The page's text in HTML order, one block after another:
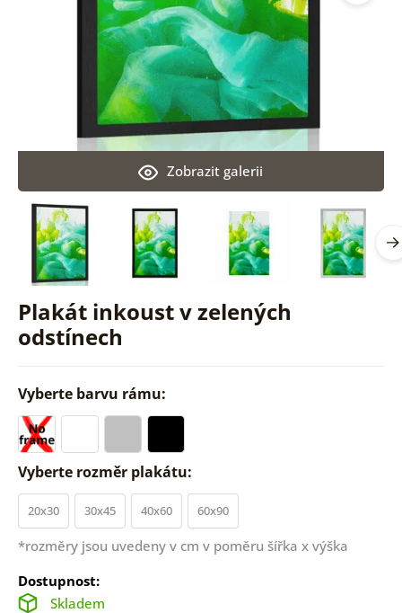
Plakát inkoust v zelených
odstínech
Zobrazit galerii
Vyberte barvu rámu:
Vyberte rozměr plakátu:
20x30 30x45 40x60 60x90
*rozměry jsou uvedeny v cm v poměru šířka x výška
Dostupnost:
Skladem